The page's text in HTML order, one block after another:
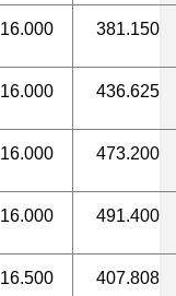
16.000 381.150
16.000 436.625
16.000 473.200
16.000 491.400
16.500 407.808